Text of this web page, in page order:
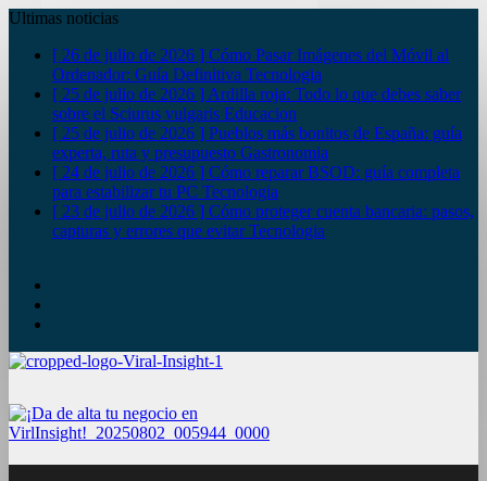
Ultimas noticias
[ 26 de julio de 2026 ] Cómo Pasar Imágenes del Móvil al
Ordenador: Guía Definitiva Tecnologia
[ 25 de julio de 2026 ] Ardilla roja: Todo lo que debes saber
sobre el Sciurus vulgaris Educacion
[ 25 de julio de 2026 ] Pueblos más bonitos de España: guía
experta, ruta y presupuesto Gastronomia
[ 24 de julio de 2026 ] Cómo reparar BSOD: guía completa
para estabilizar tu PC Tecnologia
[ 23 de julio de 2026 ] Cómo proteger cuenta bancaria: pasos,
capturas y errores que evitarTecnologia